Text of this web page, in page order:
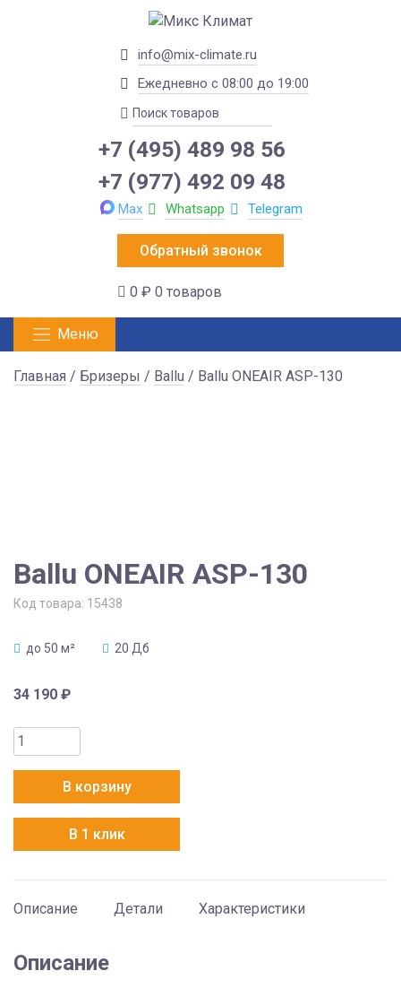
info@mix-climate.ru
Ежедневно с 08:00 до 19:00
+7 (495) 489 98 56
+7 (977) 492 09 48
Max Whatsapp Telegram
Обратный звонок
0 ₽ 0 товаров
Меню
Главная / Бризеры / Ballu / Ballu ONEAIR ASP-130
Ballu ONEAIR ASP-130
Код товара: 15438
до 50 м² 20 Дб
34 190 ₽
Количество
товара
ONEAIR
ASP-
В корзину
В 1 клик
Описание Детали Характеристики
Описание